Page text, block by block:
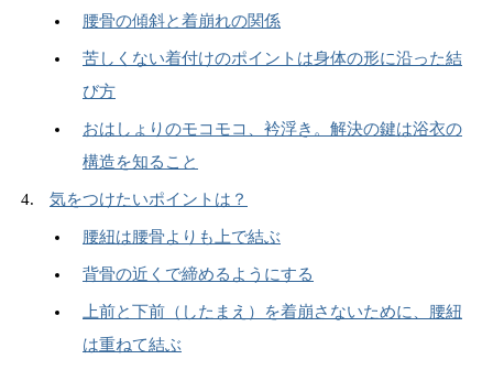
腰骨の傾斜と着崩れの関係
苦しくない着付けのポイントは身体の形に沿った結
び方
おはしょりのモコモコ、衿浮き。解決の鍵は浴衣の
構造を知ること
気をつけたいポイントは？
腰紐は腰骨よりも上で結ぶ
背骨の近くで締めるようにする
上前と下前（したまえ）を着崩さないために、腰紐
は重ねて結ぶ